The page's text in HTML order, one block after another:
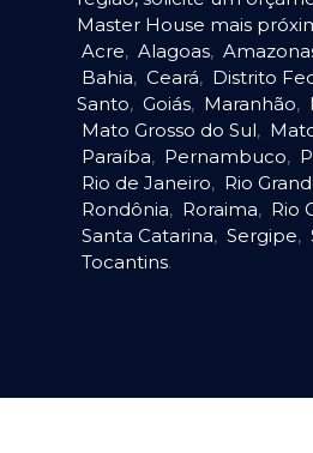
Master House mais
Acre, Alagoas,
Bahia, Ceará, Distrito
Santo, Goiás, Maranhão,
Mato Grosso do Sul,
Paraíba, Pernambuco,
Rio de Janeiro, Rio
Rondônia, Roraima, Rio
Santa Catarina, Sergipe,
Tocantins.